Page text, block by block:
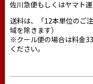
佐川急便もしくはヤマト
送料は、「12本単位のご
域を除きます）
※クール便の場合は料金
ください。